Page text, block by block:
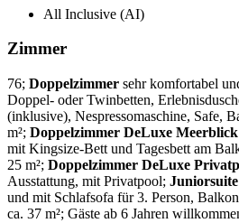
All Inclusive (AI)
Zimmer
76; Doppelzimmer sehr komfortabel
Doppel- oder Twinbetten,
(inklusive), Nespressomaschine, Safe,
m²; Doppelzimmer DeLuxe Meerblick
mit Kingsize-Bett und Tagesbett am
25 m²; Doppelzimmer DeLuxe
Ausstattung, mit Privatpool;
und mit Schlafsofa für 3. Person,
ca. 37 m²; Gäste ab 6 Jahren